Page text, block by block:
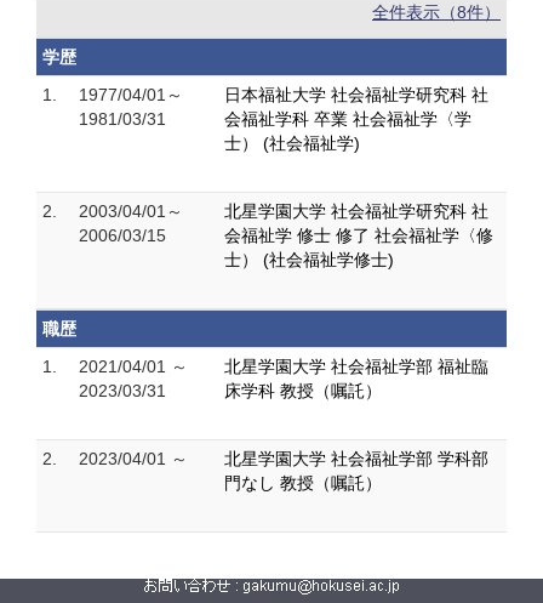
全件表示（8件）
学歴
1.
1977/04/01～
1981/03/31
日本福祉大学 社会福祉学研究科 社
会福祉学科 卒業 社会福祉学〈学
士） (社会福祉学)
2.
2003/04/01～
2006/03/15
北星学園大学 社会福祉学研究科 社
会福祉学 修士 修了 社会福祉学〈修
士） (社会福祉学修士)
職歴
1.
2021/04/01 ～
2023/03/31
北星学園大学 社会福祉学部 福祉臨
床学科 教授（嘱託）
2. 2023/04/01 ～
北星学園大学 社会福祉学部 学科部
門なし 教授（嘱託）